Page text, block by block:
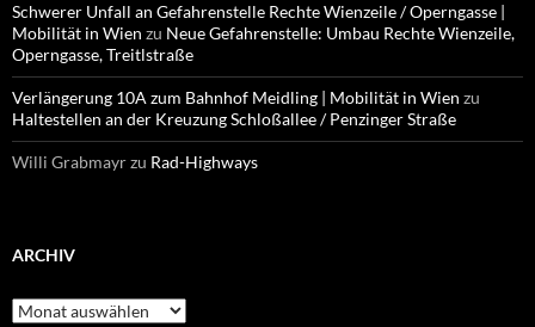
Schwerer Unfall an Gefahrenstelle Rechte Wienzeile / Operngasse |
Mobilität in Wien zu Neue Gefahrenstelle: Umbau Rechte Wienzeile,
Operngasse, Treitlstraße
Verlängerung 10A zum Bahnhof Meidling | Mobilität in Wien zu
Haltestellen an der Kreuzung Schloßallee / Penzinger Straße
Willi Grabmayrzu Rad-Highways
ARCHIV
Archiv